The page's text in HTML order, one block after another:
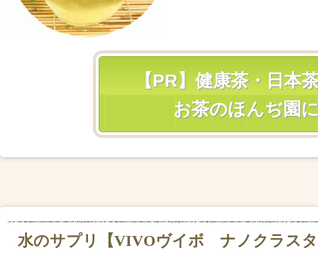
【PR】健康茶・日本
お茶のほんぢ園
水のサプリ【VIVOヴイボ ナノクラス